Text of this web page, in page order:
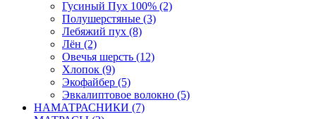
Гусиный Пух 100% (2)
Полушерстяные (3)
Лебяжий пух (8)
Лён (2)
Овечья шерсть (12)
Хлопок (9)
Экофайбер (5)
Эвкалиптовое волокно (5)
НАМАТРАСНИКИ (7)